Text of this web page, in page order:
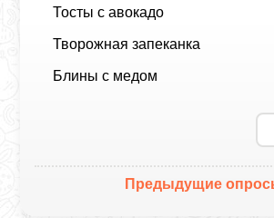
Тосты с авокадо
Творожная запеканка
Блины с медом
Предыдущие